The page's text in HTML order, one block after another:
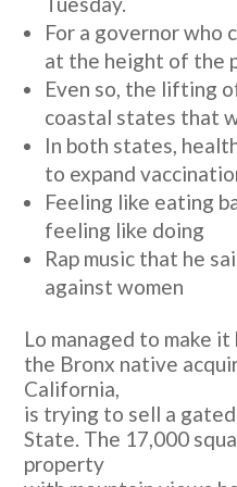
For a governor who
at the height of the
Even so, the lifting
coastal states that
In both states,
to expand
Feeling like eating
feeling like doing
Rap music that he
against women
Lo managed to make
the Bronx native
California,
is trying to sell a
State. The 17,000
property